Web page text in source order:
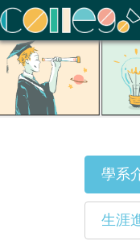
ColleGo! 大學選才與高
學系
生涯